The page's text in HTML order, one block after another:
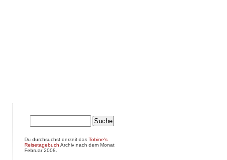
Du durchsuchst derzeit das Tobine's
Reisetagebuch Archiv nach dem Monat
Februar 2008.